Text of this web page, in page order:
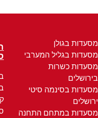
מסעדות בגולן
מסעדות בגליל המערבי
מסעדות כשרות
בירושלים
מסעדות בסינמה סיטי
ירושלים
מסעדות במתחם התחנה